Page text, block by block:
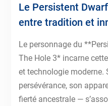
Le Persistent
entre tradition et
Le personnage du
The Hole 3* incarne
et technologie moderne.
persévérance, son
fierté ancestrale —